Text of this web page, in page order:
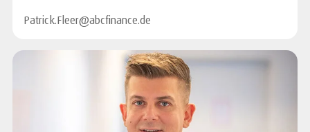
Patrick.Fleer@abcfinance.de